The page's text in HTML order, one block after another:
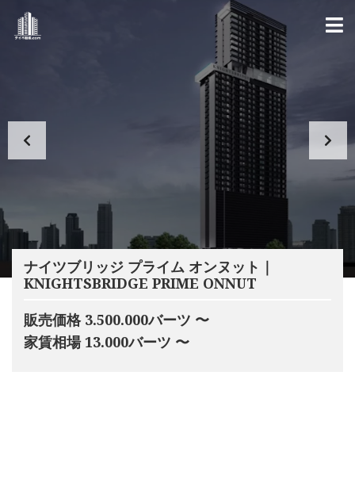
ナイツブリッジ プライム オンヌット｜
KNIGHTSBRIDGE PRIME ONNUT
販売価格 3.500.000バーツ 〜
家賃相場 13.000バーツ 〜